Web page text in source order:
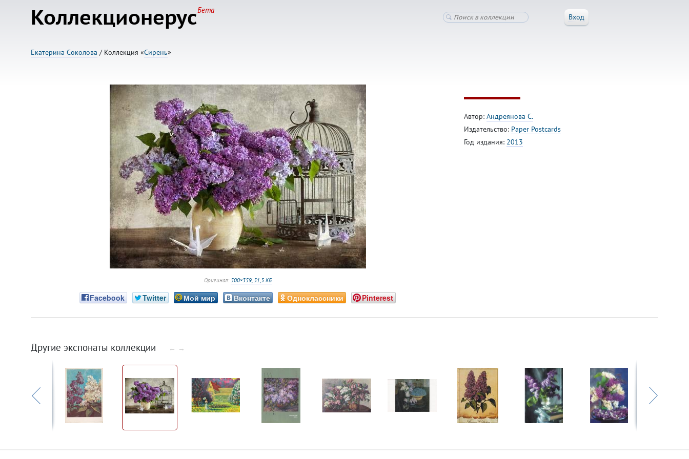
КоллекционерусБета
Вход
Екатерина Соколова / Коллекция «Сирень»
Оригинал: 500×359, 51,5 КБ
Facebook Twitter Мой мир Вконтакте Одноклассники Pinterest
Автор: Андреянова С.
Издательство: Paper Postcards
Год издания: 2013
Другие экспонаты коллекции ← →